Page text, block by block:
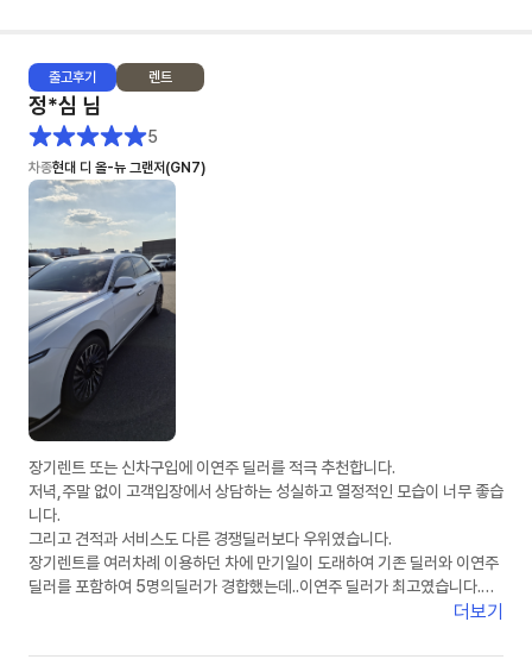
출고후기 렌트
정*심 님
5
차종현대 디 올-뉴 그랜저(GN7)
장기렌트 또는 신차구입에 이연주 딜러를 적극 추천합니다.
저녁,주말 없이 고객입장에서 상담하는 성실하고 열정적인 모습이 너무 좋습
니다.
그리고 견적과 서비스도 다른 경쟁딜러보다 우위였습니다.
장기렌트를 여러차례 이용하던 차에 만기일이 도래하여 기존 딜러와 이연주
딜러를 포함하여 5명의딜러가 경합했는데..이연주 딜러가 최고였습니다.
이연주 딜러에게 장기렌트 서류를 모두 전달하고 장기렌트 계약서 쓰기 직전
입 역시 이연주 딜러가 끝까지 맡아서 잘 해주어 너무 감사했습니다.
더보기